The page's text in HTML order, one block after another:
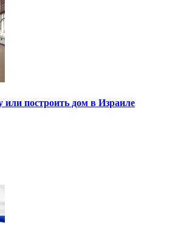
или построить дом в Израиле